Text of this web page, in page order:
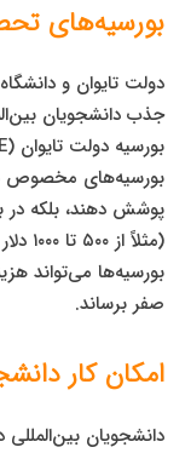
بورسیه‌های
دولت تایوان و
جذب دانشجویان
بورسیه‌های مخصوص هر
پوشش دهند، بلکه در
بورسیه‌ها می‌تواند
صفر برساند.
امکان کار
دانشجویان